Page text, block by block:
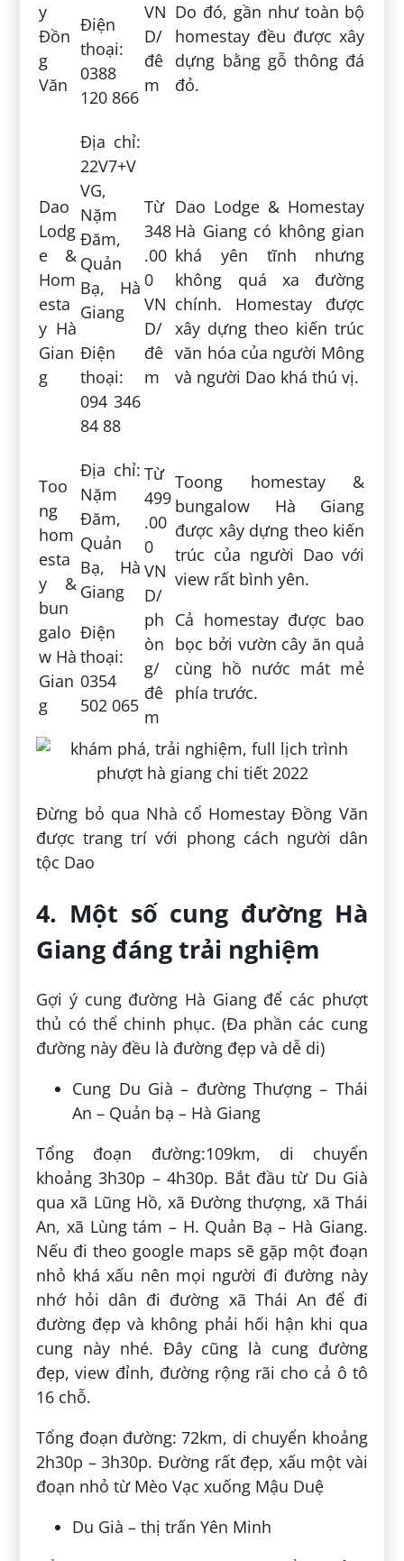
y
Đồn
g
Văn
Điện
thoại:
0388
120 866
VN
D/
đê
m
Do đó, gần như toàn bộ
homestay đều được xây
dựng bằng gỗ thông đá
đỏ.
Dao
Lodg
e &
Hom
esta
y Hà
Gian
g
Địa chỉ:
22V7+V
VG,
Nặm
Đăm,
Quản
Bạ, Hà
Giang
Điện
thoại:
094 346
84 88
Từ
348
.00
0
VN
D/
đê
m
Dao Lodge & Homestay
Hà Giang có không gian
khá yên tĩnh nhưng
không quá xa đường
chính. Homestay được
xây dựng theo kiến trúc
văn hóa của người Mông
và người Dao khá thú vị.
Too
ng
hom
esta
y &
bun
galo
w Hà
Gian
g
Địa chỉ:
Nặm
Đăm,
Quản
Bạ, Hà
Giang
Điện
thoại:
0354
502 065
Từ
499
.00
0
VN
D/
ph
òn
g/
đê
m
Toong homestay &
bungalow Hà Giang
được xây dựng theo kiến
trúc của người Dao với
view rất bình yên.
Cả homestay được bao
bọc bởi vườn cây ăn quả
cùng hồ nước mát mẻ
phía trước.
Đừng bỏ qua Nhà cổ Homestay Đồng Văn
được trang trí với phong cách người dân
tộc Dao
4. Một số cung đường Hà
Giang đáng trải nghiệm
Gợi ý cung đường Hà Giang để các phượt
thủ có thể chinh phục. (Đa phần các cung
đường này đều là đường đẹp và dễ di)
Cung Du Già – đường Thượng – Thái
An – Quản bạ – Hà Giang
Tổng đoạn đường:109km, di chuyển
khoảng 3h30p – 4h30p. Bắt đầu từ Du Già
qua xã Lũng Hồ, xã Đường thượng, xã Thái
An, xã Lùng tám – H. Quản Bạ – Hà Giang.
Nếu đi theo google maps sẽ gặp một đoạn
nhỏ khá xấu nên mọi người đi đường này
nhớ hỏi dân đi đường xã Thái An để đi
đường đẹp và không phải hối hận khi qua
cung này nhé. Đây cũng là cung đường
đẹp, view đỉnh, đường rộng rãi cho cả ô tô
16 chỗ.
Tổng đoạn đường: 72km, di chuyển khoảng
2h30p – 3h30p. Đường rất đẹp, xấu một vài
đoạn nhỏ từ Mèo Vạc xuống Mậu Duệ
Du Già – thị trấn Yên Minh